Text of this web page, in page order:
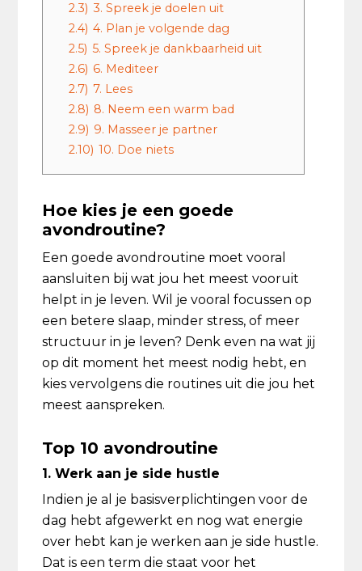
2.3) 3. Spreek je doelen uit
2.4) 4. Plan je volgende dag
2.5) 5. Spreek je dankbaarheid uit
2.6) 6. Mediteer
2.7) 7. Lees
2.8) 8. Neem een warm bad
2.9) 9. Masseer je partner
2.10) 10. Doe niets
Hoe kies je een goede
avondroutine?
Een goede avondroutine moet vooral
aansluiten bij wat jou het meest vooruit
helpt in je leven. Wil je vooral focussen op
een betere slaap, minder stress, of meer
structuur in je leven? Denk even na wat jij
op dit moment het meest nodig hebt, en
kies vervolgens die routines uit die jou het
meest aanspreken.
Top 10 avondroutine
1. Werk aan je side hustle
Indien je al je basisverplichtingen voor de
dag hebt afgewerkt en nog wat energie
over hebt kan je werken aan je side hustle.
Dat is een term die staat voor het